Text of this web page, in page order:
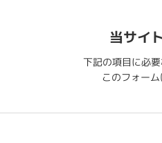
当サイ
下記の項目に必
このフォー